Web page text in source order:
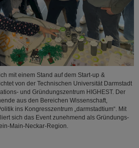
mit einem Stand auf dem Start-up &
von der Technischen Universität Darmstadt
und Gründungszentrum HIGHEST. Der
aus den Bereichen Wissenschaft,
ins Kongresszentrum „darmstadtium“. Mit
sich das Event zunehmend als Gründungs-
Main-Neckar-Region.